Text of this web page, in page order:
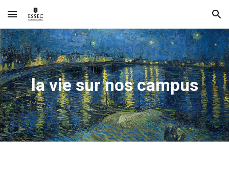
Skip to main content Skip to navigation
la vie sur nos campus